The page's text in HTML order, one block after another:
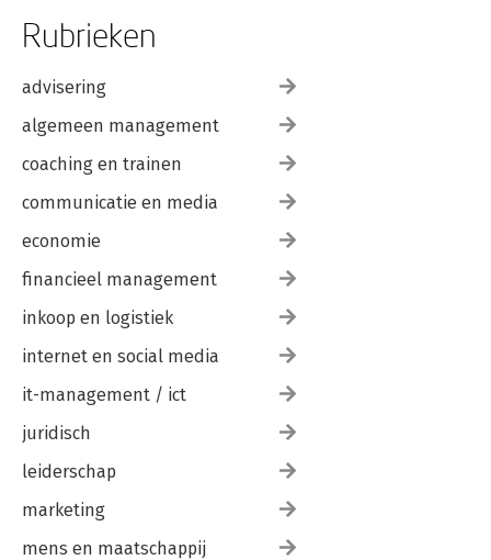
Rubrieken
advisering
algemeen management
coaching en trainen
communicatie en media
economie
financieel management
inkoop en logistiek
internet en social media
it-management / ict
juridisch
leiderschap
marketing
mens en maatschappij